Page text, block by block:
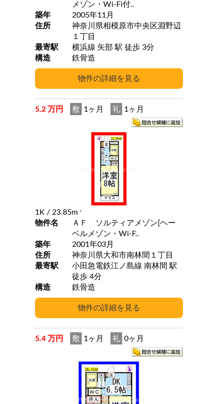
メゾン・Wi-Fi付..
築年
2005年11月
住所
神奈川県相模原市中央区淵野辺
１丁目
最寄駅
横浜線 矢部 駅 徒歩 3分
構造
鉄骨造
5.2 万円 敷 1ヶ月 礼 1ヶ月
1K / 23.85m 2
物件名
ＡＦ ソルティアメゾン[ヘー
ベルメゾン・Wi-F..
築年
2001年03月
住所
神奈川県大和市南林間１丁目
最寄駅
小田急電鉄江ノ島線 南林間 駅
徒歩 4分
構造
鉄骨造
5.4 万円 敷 1ヶ月 礼 0ヶ月